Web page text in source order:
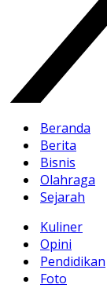
Beranda
Berita
Bisnis
Olahraga
Sejarah
Kuliner
Opini
Pendidikan
Foto